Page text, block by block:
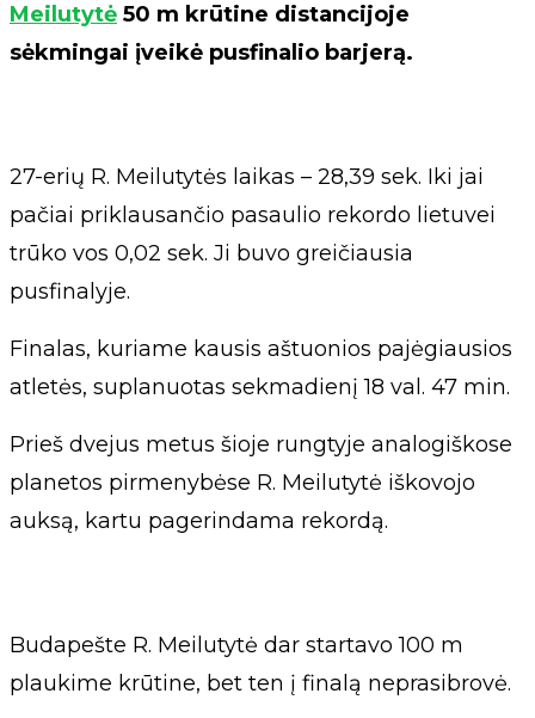
Meilutytė 50 m krūtine distancijoje
sėkmingai įveikė pusfinalio barjerą.
27-erių R. Meilutytės laikas – 28,39 sek. Iki jai
pačiai priklausančio pasaulio rekordo lietuvei
trūko vos 0,02 sek. Ji buvo greičiausia
pusfinalyje.
Finalas, kuriame kausis aštuonios pajėgiausios
atletės, suplanuotas sekmadienį 18 val. 47 min.
Prieš dvejus metus šioje rungtyje analogiškose
planetos pirmenybėse R. Meilutytė iškovojo
auksą, kartu pagerindama rekordą.
Budapešte R. Meilutytė dar startavo 100 m
plaukime krūtine, bet ten į finalą neprasibrovė.